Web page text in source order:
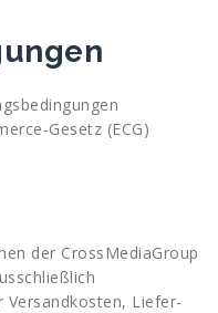
Gesetz (ECG)
der CrossMediaGroup
Liefer-